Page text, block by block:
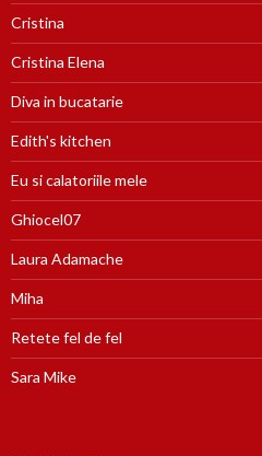
Cristina
Cristina Elena
Diva in bucatarie
Edith's kitchen
Eu si calatoriile mele
Ghiocel07
Laura Adamache
Miha
Retete fel de fel
Sara Mike